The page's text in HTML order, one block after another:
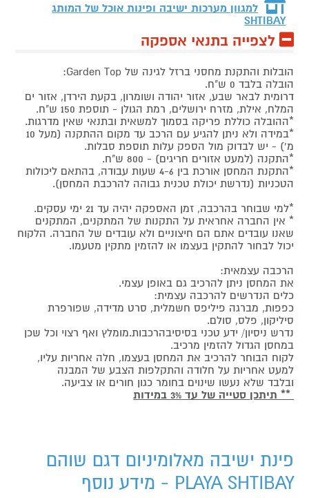
למגוון מערכות ישיבה ופינות אוכל של המותג
SHTIBAY
לצפייה בתנאי אספקה
הובלות והתקנת מחסני ברזל לגינה של Garden Top:
הובלה בלבד 0 ש"ח.
דרומית לבאר שבע, אזור יהודה ושומרון, בקעת הירדן, אזור ים
המלח, אילת, מזרח ירושלים, רמת הגולן - תוספת 150 ש"ח.
*ההובלה כוללת פריקה בסמוך למשאית ובתנאי שאין מדרגות.
*במידה ולא ניתן להגיע עם הרכב עד מקום ההתקנה (מעל 10
מ') - יש לבדוק מול הספק עלות תוספת סבלות.
*התקנה (למעט אזורים חריגים) - 800 ש"ח.
*התקנת המחסן אורכת בין 4-6 שעות עבודה, בהתאם ליכולות
הטכניות (נדרשת יכולת טכנית גבוהה להרכבת המחסן).
*למי שבוחר בהרכבה, זמן האספקה יהיה עד 21 ימי עסקים.
* אין החברה אחראית על התקנות של המתקנים, המתקנים
שאנו עובדים אתם הם חיצוניים ולא עובדים של החברה. הלקוח
יכול לבחור להתקין בעצמו או להזמין מתקין מטעמו.
הרכבה עצמאית:
את המחסן ניתן להרכיב גם באופן עצמי.
כלים הנדרשים להרכבה עצמית:
כפפות, מברגה פיליפס חשמלית, סרט מדידה, שפורפרת
סיליקון, פלס, סולם.
נדרש ניסיון/ ידע טכני בסיסיבהרכבות.מומלץ ואף רצוי וכל שכן
במחסן הגדול להזמין מרכיב.
לקוח הבוחר להרכיב את המחסן בעצמו, חלה אחריות עליו,
למעט אחריות על חלודה והתקלפות הצבע של המבנה
ובלבד שלא נעשו שינוים בחומר כגון חורים או צביעה.
** תיתכן סטייה של עד 3% במידות
פינת ישיבה מאלומיניום דגם שוהם
PLAYA SHTIBAY - מידע נוסף